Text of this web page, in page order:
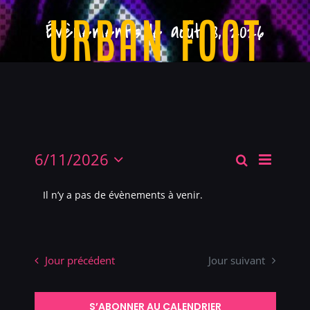
Passer
au
contenu
Évènements le août 8, 2026
de
Recherche
Day
6/11/2026
une
date.
Il n’y a pas de évènements à venir.
Jour précédent Jour suivant
S’ABONNER AU CALENDRIER